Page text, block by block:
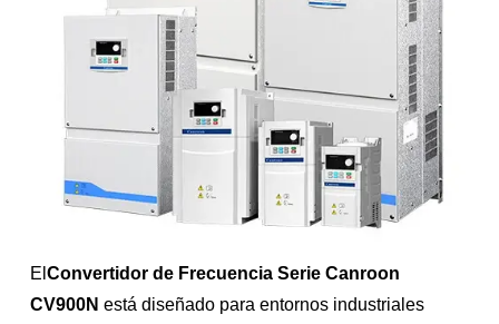
ElConvertidor de Frecuencia Serie Canroon
CV900N está diseñado para entornos industriales